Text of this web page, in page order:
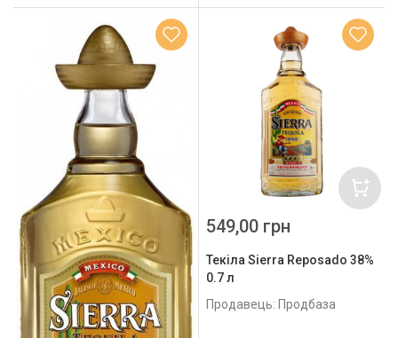
Текіла Sierra Reposado 38%
0.7 л
Продавець: Продбаза
549,00 грн